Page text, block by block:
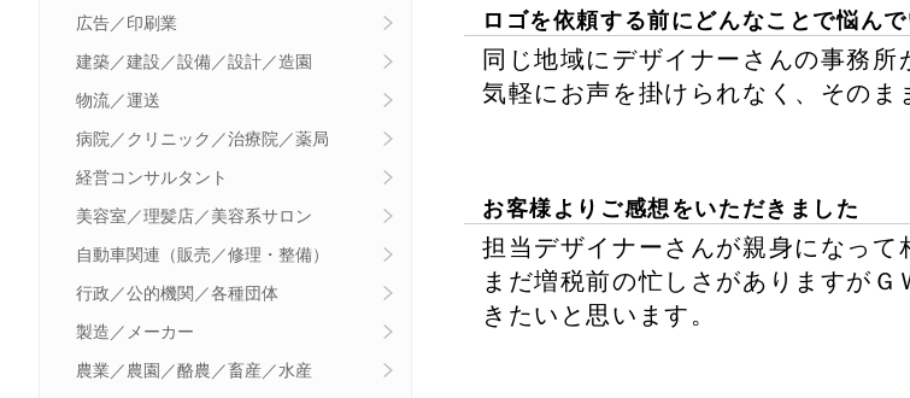
広告／印刷業
建築／建設／設備／設計／造園
物流／運送
病院／クリニック／治療院／薬局
経営コンサルタント
美容室／理髪店／美容系サロン
自動車関連（販売／修理・整備）
行政／公的機関／各種団体
製造／メーカー
農業／農園／酪農／畜産／水産
ロゴを依頼する前にどんなことで悩ん
同じ地域にデザイナーさんの事務所
気軽にお声を掛けられなく、そのま
お客様よりご感想をいただきました
担当デザイナーさんが親身になって
まだ増税前の忙しさがありますが
きたいと思います。